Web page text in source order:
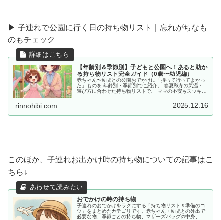
▶ 子連れで公園に行く日の持ち物リスト｜忘れがちなも
のもチェック
【年齢別＆季節別】子どもと公園へ！あると助か
る持ち物リスト完全ガイド（0歳〜幼児編）
赤ちゃん〜幼児との公園おでかけに「持って行ってよかっ
た」ものを 年齢別・季節別でご紹介。 春夏秋冬の気温・
遊び方に合わせた持ち物リストで、 ママの不安もスッキ
rinnohibi.com 2025.12.16
このほか、子連れお出かけ時の持ち物についての記事はこ
ちら↓
おでかけの時の持ち物
子連れのおでかけをラクにする「持ち物リスト＆準備のコ
ツ」をまとめたカテゴリです。赤ちゃん・幼児との外出で
必要な物、季節ごとの持ち物、マザーズバッグの中身、あ